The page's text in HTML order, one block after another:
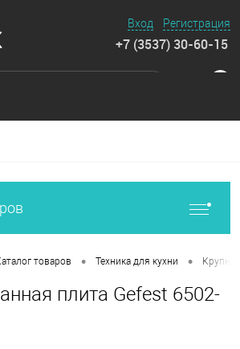
Вход Регистрация
+7 (3537) 30-60-15
товаров • Техника для кухни •
плита Gefest 6502-